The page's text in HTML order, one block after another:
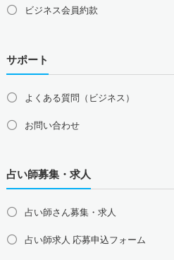
ビジネス会員約款
サポート
よくある質問（ビジネス）
お問い合わせ
占い師募集・求人
占い師さん募集・求人
占い師求人 応募申込フォーム